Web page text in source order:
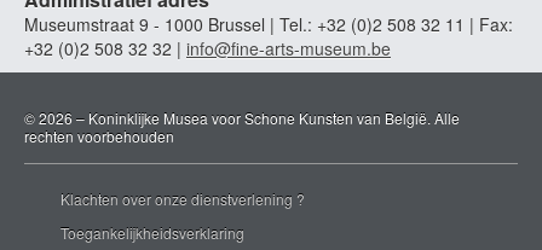
de Burbure Louis
Schaarbeek / Brussel 1837 - Brussel 1911
Kamerijk, Nord (Frankrijk) ? ca. 1580 - Antwerpen 1621/22
de Cauwer Joseph
Beveren-Waas 1779 - Gent 1854
de Champaigne Jean-Baptiste
Brussel 1631 - Parijs (Frankrijk) 1681
Museumstraat 9 - 1000 Brussel | Tel.: +32 (0)2 508 32 11 | Fax:
+32 (0)2 508 32 32 | info@fine-arts-museum.be
© 2026 – Koninklijke Musea voor Schone Kunsten van België. Alle
rechten voorbehouden
Klachten over onze dienstverlening ?
Toegankelijkheidsverklaring